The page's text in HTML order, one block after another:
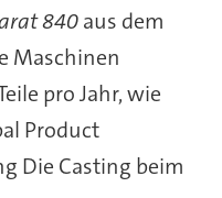
840aus dem
Maschinen
pro Jahr, wie
Product
Die Casting beim